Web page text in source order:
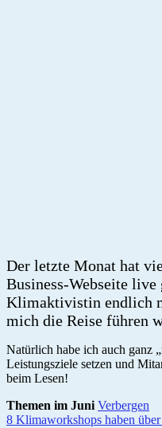
Der letzte Monat hat
Business-Webseite
Klimaktivistin endlich
mich die Reise führen
Natürlich habe ich auch ganz
Leistungsziele setzen und
beim Lesen!
Themen im Juni Verbergen
8 Klimaworkshops haben